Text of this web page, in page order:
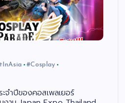
#Cosplay
จำปีของคอสเพลเยอร์